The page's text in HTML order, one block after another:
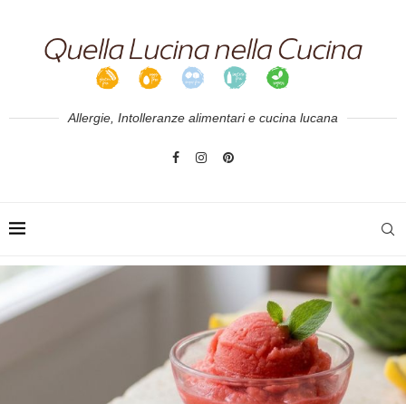
Allergie, Intolleranze alimentari e cucina lucana